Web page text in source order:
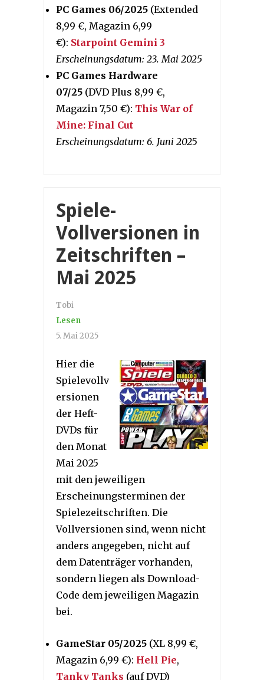
PC Games 06/2025 (Extended
8,99 €, Magazin 6,99
€): Starpoint Gemini 3
Erscheinungsdatum: 23. Mai 2025
PC Games Hardware
07/25 (DVD Plus 8,99 €,
Magazin 7,50 €): This War of
Mine: Final Cut
Erscheinungsdatum: 6. Juni 2025
Spiele-
Vollversionen in
Zeitschriften –
Mai 2025
Tobi
Lesen
5. Mai 2025
Hier die
Spielevollv
ersionen
der Heft-
DVDs für
den Monat
Mai 2025
mit den jeweiligen
Erscheinungsterminen der
Spielezeitschriften. Die
Vollversionen sind, wenn nicht
anders angegeben, nicht auf
dem Datenträger vorhanden,
sondern liegen als Download-
Code dem jeweiligen Magazin
bei.
GameStar 05/2025 (XL 8,99 €,
Magazin 6,99 €): Hell Pie,
Tanky Tanks (auf DVD)